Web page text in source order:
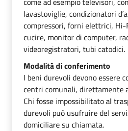
lavastoviglie, condizionatori
compressori, forni elettrici, Hi-
cucire, monitor di computer,
videoregistratori, tubi catodici.
Modalità di conferimento
I beni durevoli devono essere
centri comunali, direttamente
Chi fosse impossibilitato al
durevoli può usufruire del
domiciliare su chiamata.